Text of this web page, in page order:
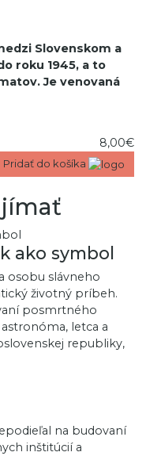
Slovenskom a
roku 1945, a to
Je venovaná
8,00€
Pridať do košíka
ako symbol
osobu slávneho
životný príbeh.
posmrtného
letca a
republiky,
na budovaní
inštitúcií a